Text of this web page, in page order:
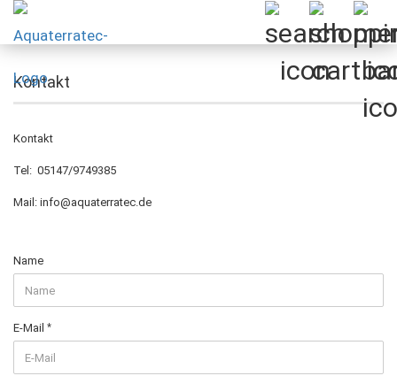
Kontakt
Kontakt
Tel: 05147/9749385
Mail: info@aquaterratec.de
KONTAKT
Name
E-Mail